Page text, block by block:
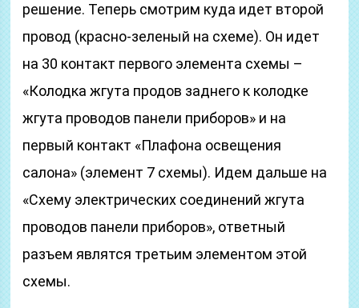
решение. Теперь смотрим куда идет второй
провод (красно-зеленый на схеме). Он идет
на 30 контакт первого элемента схемы –
«Колодка жгута продов заднего к колодке
жгута проводов панели приборов» и на
первый контакт «Плафона освещения
салона» (элемент 7 схемы). Идем дальше на
«Схему электрических соединений жгута
проводов панели приборов», ответный
разъем являтся третьим элементом этой
схемы.